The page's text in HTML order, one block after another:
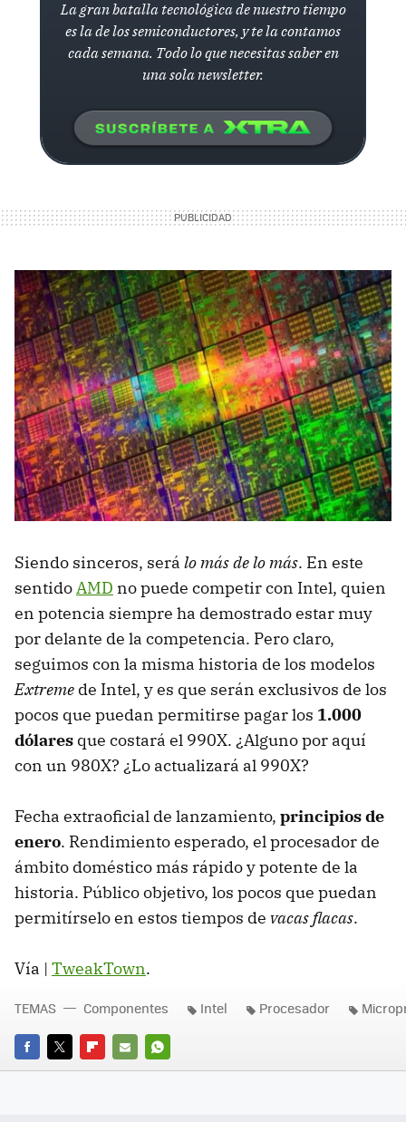
La gran batalla tecnológica de nuestro tiempo
es la de los semiconductores, y te la contamos
cada semana. Todo lo que necesitas saber en
una sola newsletter.
Siendo sinceros, será lo más de lo más. En este
sentidoAMD no puede competir con Intel, quien
en potencia siempre ha demostrado estar muy
por delante de la competencia. Pero claro,
seguimos con la misma historia de los modelos
Extreme de Intel, y es que serán exclusivos de los
pocos que puedan permitirse pagar los 1.000
dólares que costará el 990X. ¿Alguno por aquí
con un 980X? ¿Lo actualizará al 990X?
Fecha extraoficial de lanzamiento, principios de
enero. Rendimiento esperado, el procesador de
ámbito doméstico más rápido y potente de la
historia. Público objetivo, los pocos que puedan
permitírselo en estos tiempos de vacas flacas.
Vía | TweakTown.
FACEBOOK
TWITTERFLIPBOARD
E-
WHATSAPP
TEMAS Componentes Intel Procesador